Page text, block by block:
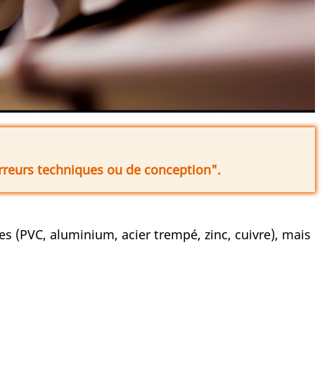
techniques ou de conception".
(PVC, aluminium, acier trempé, zinc, cuivre), mais